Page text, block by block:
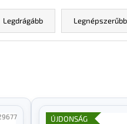
Legdrágább
ÚJDONSÁG